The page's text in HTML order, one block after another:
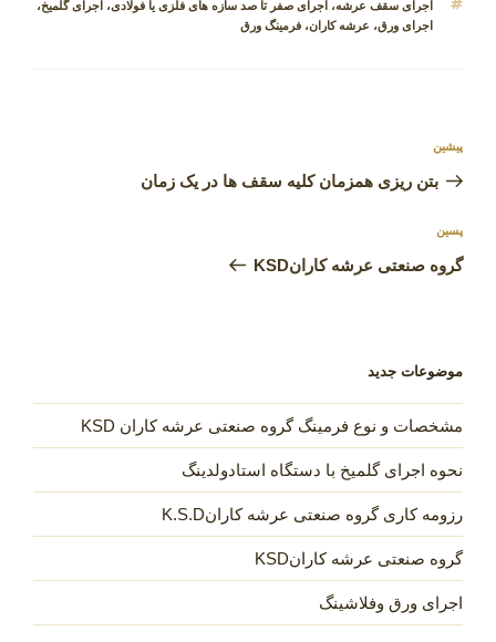
برچسب‌ها
اجرای سقف عرشه، اجرای صفر تا صد سازه های فلزی یا فولادی، اجرای گلمیخ،
اجرای ورق، عرشه کاران،فرمینگ ورق
نوشته
قبلی
پیشین
بتن ریزی همزمان کلیه سقف ها در یک زمان
نوشته‌ٔ
بعدی
پسین
گروه صنعتی عرشه کارانKSD
موضوعات جدید
مشخصات و نوع فرمینگ گروه صنعتی عرشه کاران KSD
نحوه اجرای گلمیخ با دستگاه استادولدینگ
رزومه کاری گروه صنعتی عرشه کارانK.S.D
گروه صنعتی عرشه کارانKSD
اجرای ورق وفلاشینگ